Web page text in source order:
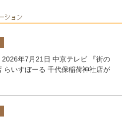
年7月21日 中京テレビ 『街の
らいすぼーる 千代保稲荷神社店が